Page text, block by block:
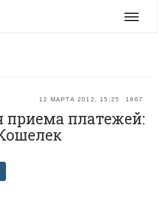
Меню
12 МАРТА 2012, 15:25 1967
платежей: